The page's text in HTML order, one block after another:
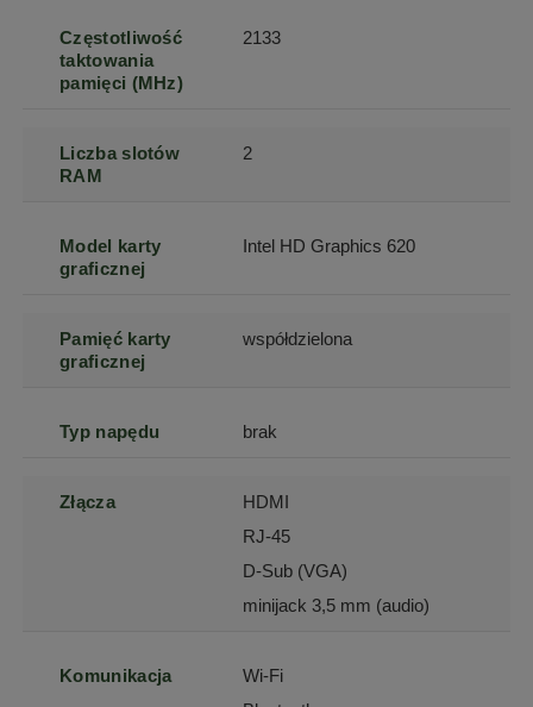
Częstotliwość
taktowania
pamięci (MHz)
2133
Liczba slotów
RAM
2
Model karty
graficznej
Intel HD Graphics 620
Pamięć karty
graficznej
współdzielona
Typ napędu brak
Złącza
HDMI
RJ-45
D-Sub (VGA)
minijack 3,5 mm (audio)
Komunikacja
Wi-Fi